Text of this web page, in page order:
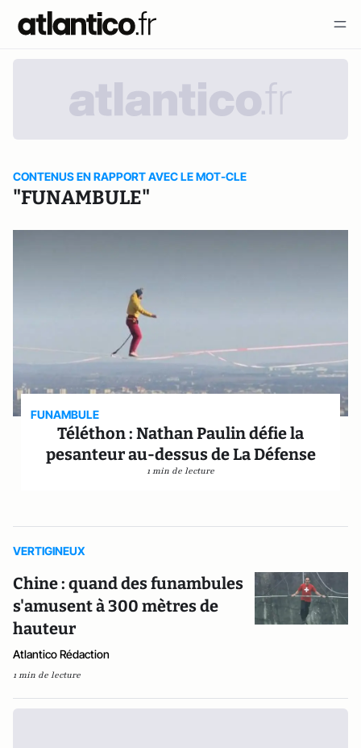
CONTENUS EN RAPPORT AVEC LE MOT-CLE
"FUNAMBULE"
FUNAMBULE
Téléthon : Nathan Paulin défie la
pesanteur au-dessus de La Défense
1 min de lecture
VERTIGINEUX
Chine : quand des funambules
s'amusent à 300 mètres de
hauteur
Atlantico Rédaction
1 min de lecture